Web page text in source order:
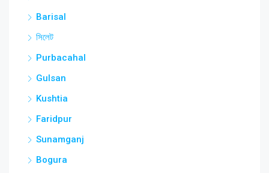
Barisal
সিলেট
Purbacahal
Gulsan
Kushtia
Faridpur
Sunamganj
Bogura